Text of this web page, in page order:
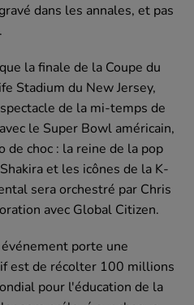
dans les annales, et pas
la finale de la Coupe du
Stadium du New Jersey,
de la mi-temps de
le Super Bowl américain,
choc : la reine de la pop
et les icônes de la K-
sera orchestré par Chris
avec Global Citizen.
porte une
est de récolter 100 millions
pour l'éducation de la